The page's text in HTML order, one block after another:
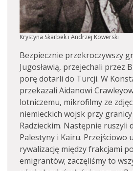
Krystyna Skarbek i Andrzej Kowerski
Bezpiecznie przekroczywszy
Jugosławią, przejechali przez
porę dotarli do Turcji. W
przekazali Aidanowi
lotniczemu, mikrofilmy ze
niemieckich wojsk przy
Radzieckim. Następnie ruszyli
Palestyny i Kairu. Przejściowo
rywalizację między frakcjami
emigrantów; zaczęliśmy to